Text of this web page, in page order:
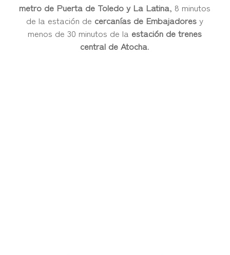
metro de Puerta de Toledo y La Latina, 8 minutos
de la estación de cercanías de Embajadores y
menos de 30 minutos de la estación de trenes
central de Atocha.